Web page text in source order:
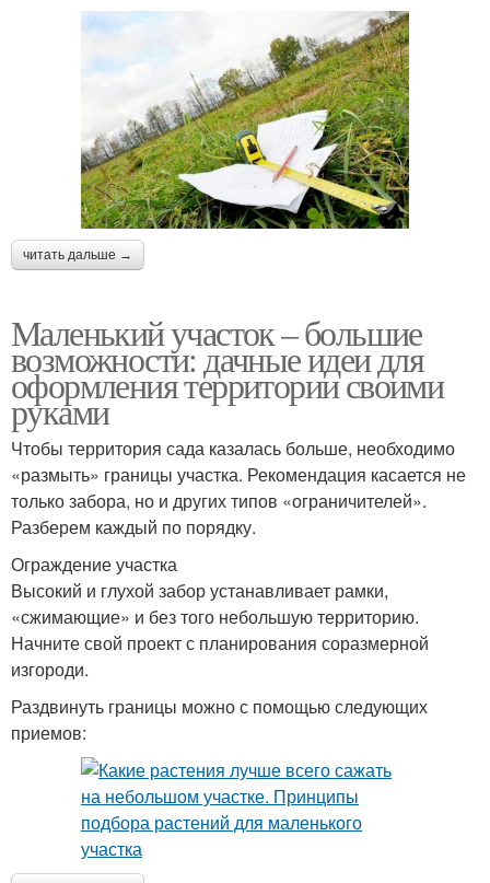
читать дальше →
Маленький участок – большие
возможности: дачные идеи для
оформления территории своими
руками
Чтобы территория сада казалась больше, необходимо
«размыть» границы участка. Рекомендация касается не
только забора, но и других типов «ограничителей».
Разберем каждый по порядку.
Ограждение участка
Высокий и глухой забор устанавливает рамки,
«сжимающие» и без того небольшую территорию.
Начните свой проект с планирования соразмерной
изгороди.
Раздвинуть границы можно с помощью следующих
приемов: